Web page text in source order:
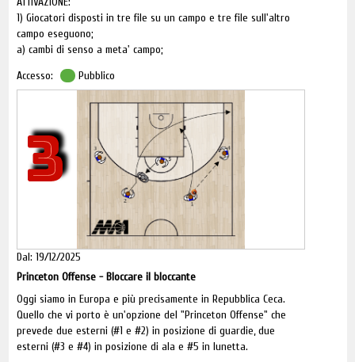
1) Giocatori disposti in tre file su un campo e tre file sull'altro
campo eseguono;
a) cambi di senso a meta' campo;
c) cambio di senso e velocita' alla linea di TL e secondo cambio
3
Accesso: Pubblico
Dal: 19/12/2025
Princeton Offense - Bloccare il bloccante
Oggi siamo in Europa e più precisamente in Repubblica Ceca.
Quello che vi porto è un'opzione del "Princeton Offense" che
prevede due esterni (#1 e #2) in posizione di guardie, due
esterni (#3 e #4) in posizione di ala e #5 in lunetta.